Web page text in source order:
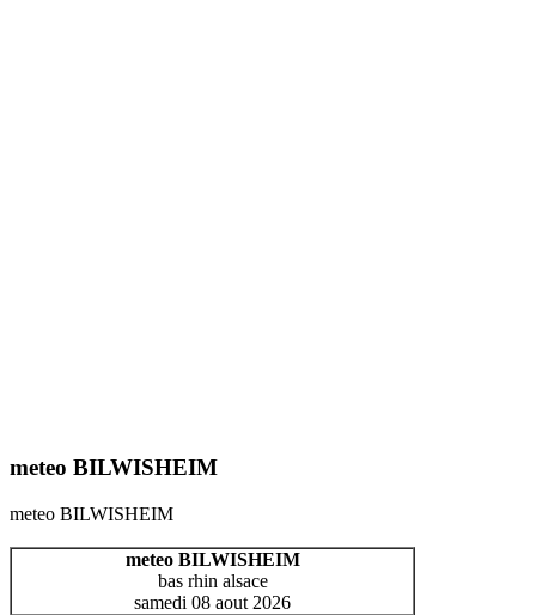
meteo BILWISHEIM
meteo BILWISHEIM
meteo BILWISHEIM
bas rhin alsace
samedi 08 aout 2026